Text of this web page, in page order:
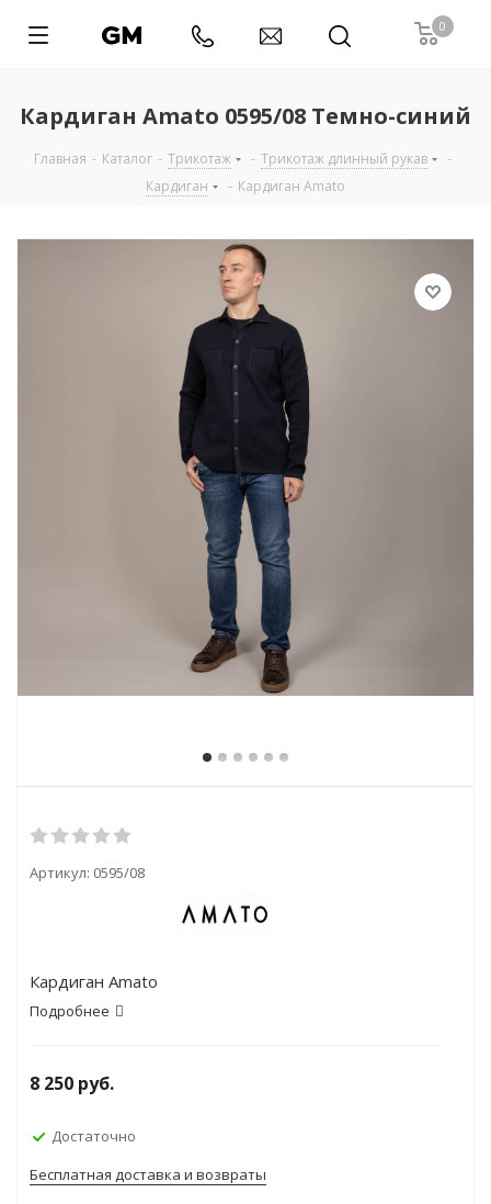
0
Кардиган Amato 0595/08 Темно-синий
Главная - Каталог - Трикотаж - Трикотаж длинный рукав
-
Кардиган
- Кардиган Amato
Артикул: 0595/08
Кардиган Amato
Подробнее
8 250 руб.
Достаточно
Бесплатная доставка и возвраты